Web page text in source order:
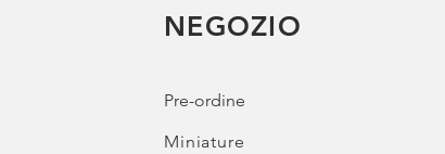
NEGOZIO
Pre-ordine
Miniature